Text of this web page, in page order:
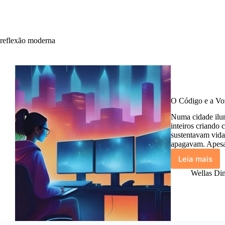
reflexão moderna
O Código e a
Numa cidade
inteiros criando
sustentavam
apagavam.
Leia mais
O
Código
Wellas